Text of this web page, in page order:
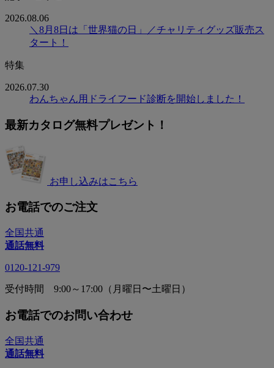
2026.08.06
＼8月8日は「世界猫の日」／チャリティグッズ販売ス
タート！
特集
2026.07.30
わんちゃん用ドライフード診断を開始しました！
最新カタログ無料プレゼント！
お申し込みはこちら
お電話でのご注文
全国共通
通話無料
0120-121-979
受付時間 9:00～17:00（月曜日〜土曜日）
お電話でのお問い合わせ
全国共通
通話無料